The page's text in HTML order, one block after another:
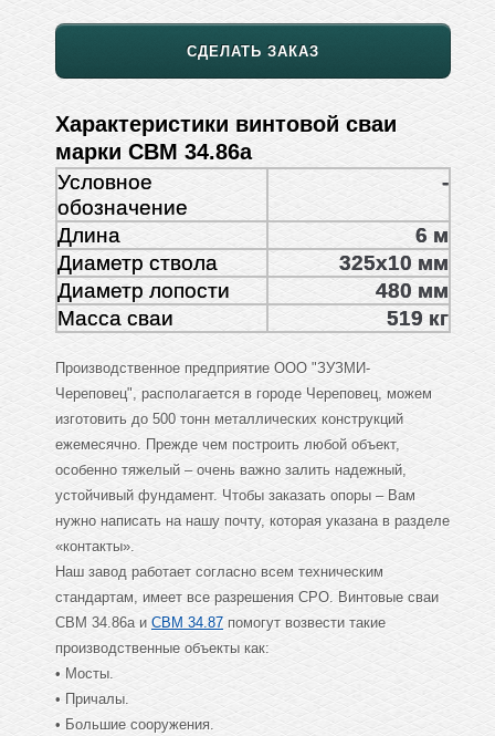
СДЕЛАТЬ ЗАКАЗ
Характеристики винтовой сваи
марки СВМ 34.86а
Условное
обозначение
-
Длина
6 м
Диаметр ствола
325х10 мм
Диаметр лопости
480 мм
Масса сваи
519 кг
Производственное предприятие ООО "ЗУЗМИ-
Череповец", располагается в городе Череповец, можем
изготовить до 500 тонн металлических конструкций
ежемесячно. Прежде чем построить любой объект,
особенно тяжелый – очень важно залить надежный,
устойчивый фундамент. Чтобы заказать опоры – Вам
нужно написать на нашу почту, которая указана в разделе
«контакты».
Наш завод работает согласно всем техническим
стандартам, имеет все разрешения СРО. Винтовые сваи
СВМ 34.86а и СВМ 34.87 помогут возвести такие
производственные объекты как:
• Мосты.
• Причалы.
• Большие сооружения.